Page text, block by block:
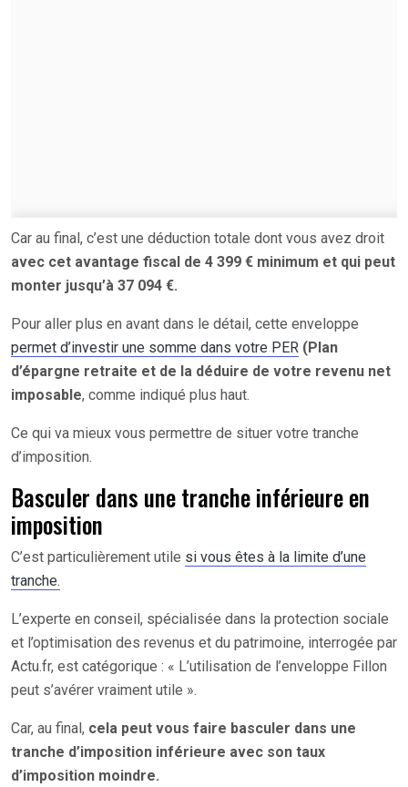
Car au final, c’est une déduction totale dont vous avez droit
avec cet avantage fiscal de 4 399 € minimum et qui peut
monter jusqu’à 37 094 €.
Pour aller plus en avant dans le détail, cette enveloppe
permet d’investir une somme dans votre PER (Plan
d’épargne retraite et de la déduire de votre revenu net
imposable, comme indiqué plus haut.
Ce qui va mieux vous permettre de situer votre tranche
d’imposition.
Basculer dans une tranche inférieure en
imposition
C’est particulièrement utile si vous êtes à la limite d’une
tranche.
L’experte en conseil, spécialisée dans la protection sociale
et l’optimisation des revenus et du patrimoine, interrogée par
Actu.fr, est catégorique : « L’utilisation de l’enveloppe Fillon
peut s’avérer vraiment utile ».
Car, au final, cela peut vous faire basculer dans une
tranche d’imposition inférieure avec son taux
d’imposition moindre.